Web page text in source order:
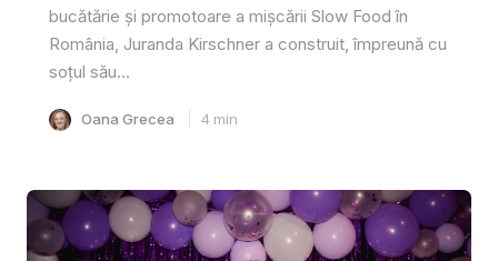
bucătărie și promotoare a mișcării Slow Food în
România, Juranda Kirschner a construit, împreună cu
soțul său...
Oana Grecea 4 min